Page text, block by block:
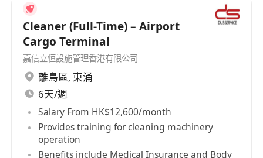
Cleaner (Full-Time) – Airport
Cargo Terminal
嘉信立恒設施管理香港有限公司
離島區, 東涌
6天/週
Salary From HK$12,600/month
Provides training for cleaning machinery
operation
Benefits include Medical Insurance and Body